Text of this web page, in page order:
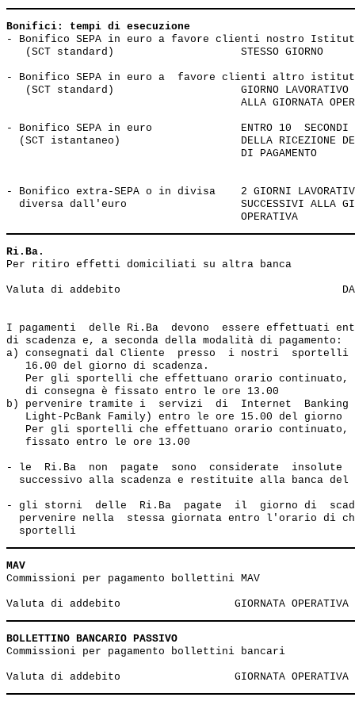
Bonifici: tempi di esecuzione
- Bonifico SEPA in euro a favore clienti nostro
   (SCT standard)                    STESSO GIORNO
- Bonifico SEPA in euro a  favore clienti altro
(SCT standard)                    GIORNO LAVORATIVO
ALLA GIORNATA
- Bonifico SEPA in euro              ENTRO 10  SECONDI
(SCT istantaneo)                   DELLA RICEZIONE
                                     DI PAGAMENTO
- Bonifico extra-SEPA o in divisa    2 GIORNI
diversa dall'euro                  SUCCESSIVI ALLA
Ri.Ba.
Per ritiro effetti domiciliati su altra banca
Valuta di addebito                                   DATA
I pagamenti  delle Ri.Ba  devono  essere effettuati
di scadenza e, a seconda della modalità di pagamento:
a) consegnati dal Cliente  presso  i nostri  sportelli
   16.00 del giorno di scadenza.
Per gli sportelli che effettuano orario continuato,
   di consegna è fissato entro le ore 13.00
b) pervenire tramite i  servizi  di  Internet  Banking
Light-PcBank Family) entro le ore 15.00 del giorno
Per gli sportelli che effettuano orario
   fissato entro le ore 13.00
- le  Ri.Ba  non  pagate  sono  considerate
successivo alla scadenza e restituite alla banca del
- gli storni  delle  Ri.Ba  pagate  il  giorno di
pervenire nella  stessa giornata entro l'orario di
MAV
Commissioni per pagamento bollettini MAV
BOLLETTINO BANCARIO PASSIVO
Commissioni per pagamento bollettini bancari